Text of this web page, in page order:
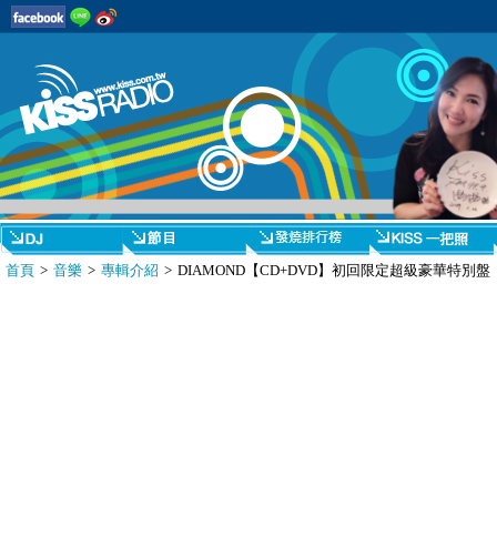
首頁 > 音樂 > 專輯介紹 > DIAMOND【CD+DVD】初回限定超級豪華特別盤